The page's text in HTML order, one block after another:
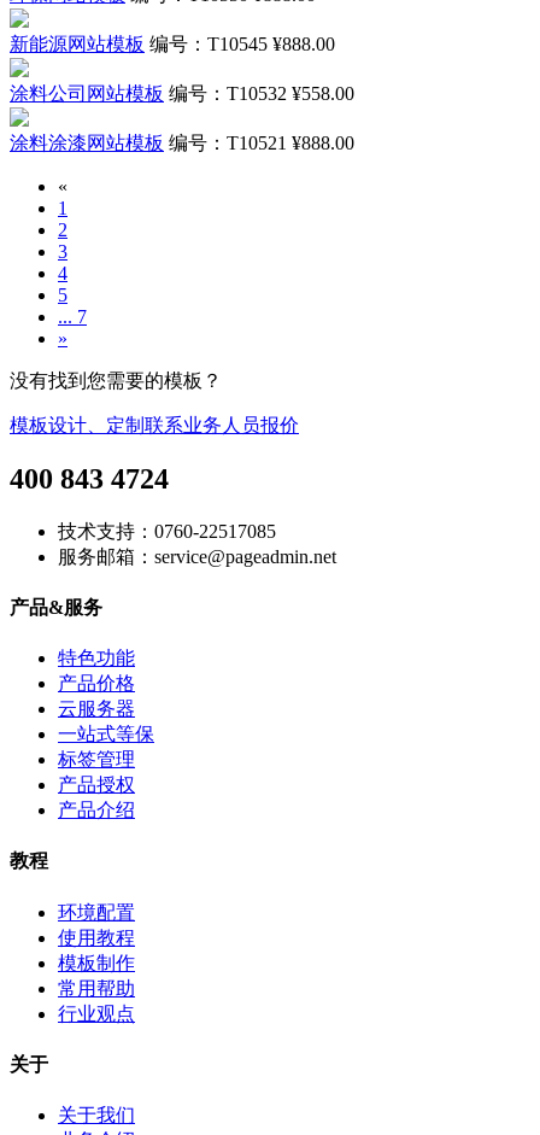
新能源网站模板 编号：T10545 ¥888.00
涂料公司网站模板 编号：T10532 ¥558.00
涂料涂漆网站模板 编号：T10521 ¥888.00
«
1
2
3
4
5
... 7
»
没有找到您需要的模板？
模板设计、定制联系业务人员报价
400 843 4724
技术支持：0760-22517085
服务邮箱：service@pageadmin.net
产品&服务
特色功能
产品价格
云服务器
一站式等保
标签管理
产品授权
产品介绍
教程
环境配置
使用教程
模板制作
常用帮助
行业观点
关于
关于我们